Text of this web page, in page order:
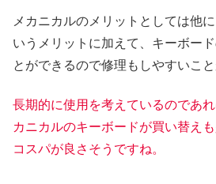
メカニカルのメリットとしては他
いうメリットに加えて、キーボー
とができるので修理もしやすいこと
長期的に使用を考えているのであ
カニカルのキーボードが買い替え
コスパが良さそうですね。